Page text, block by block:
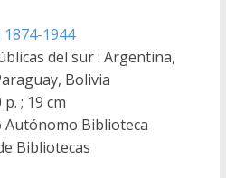
1944
del sur : Argentina,
Bolivia
p. ; 19 cm
Biblioteca
Bibliotecas